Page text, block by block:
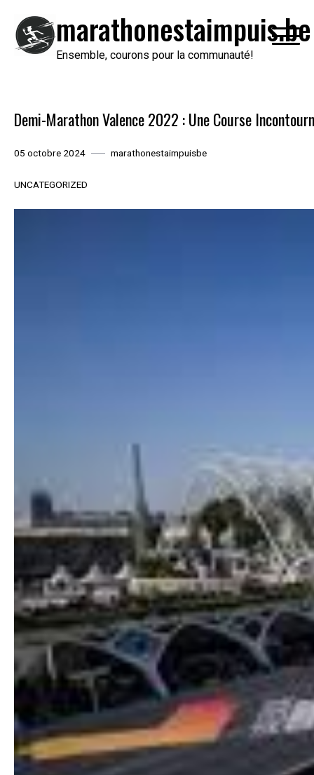
contenu
marathonestaimpuis.be
Ensemble, courons pour la communauté!
Demi-Marathon Valence 2022 : Une Course
05 octobre 2024 marathonestaimpuisbe
UNCATEGORIZED